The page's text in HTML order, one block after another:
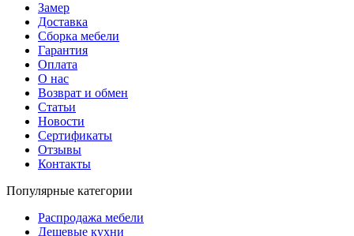
Замер
Доставка
Сборка мебели
Гарантия
Оплата
О нас
Возврат и обмен
Статьи
Новости
Сертификаты
Отзывы
Контакты
Популярные категории
Распродажа мебели
Дешевые кухни